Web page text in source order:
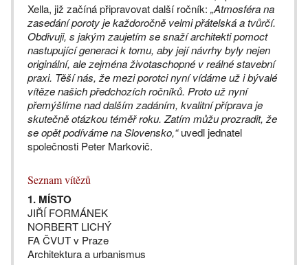
Xella, již začíná připravovat další ročník: „Atmosféra na
zasedání poroty je každoročně velmi přátelská a tvůrčí.
Obdivuji, s jakým zaujetím se snaží architekti pomoct
nastupující generaci k tomu, aby její návrhy byly nejen
originální, ale zejména životaschopné v reálné stavební
praxi. Těší nás, že mezi porotci nyní vídáme už i bývalé
vítěze našich předchozích ročníků. Proto už nyní
přemýšlíme nad dalším zadáním, kvalitní příprava je
skutečně otázkou téměř roku. Zatím můžu prozradit, že
se opět podíváme na Slovensko,“uvedl jednatel
společnosti Peter Markovič.
Seznam vítězů
1. MÍSTO
JIŘÍ FORMÁNEK
NORBERT LICHÝ
FA ČVUT v Praze
Architektura a urbanismus